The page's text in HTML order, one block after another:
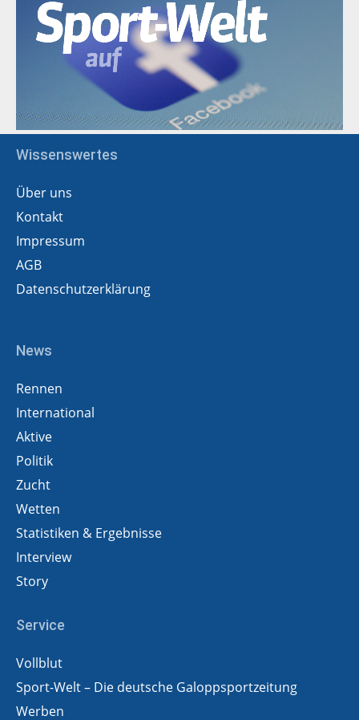
Wissenswertes
Über uns
Kontakt
Impressum
AGB
Datenschutzerklärung
News
Rennen
International
Aktive
Politik
Zucht
Wetten
Statistiken & Ergebnisse
Interview
Story
Service
Vollblut
Sport-Welt – Die deutsche Galoppsportzeitung
Werben